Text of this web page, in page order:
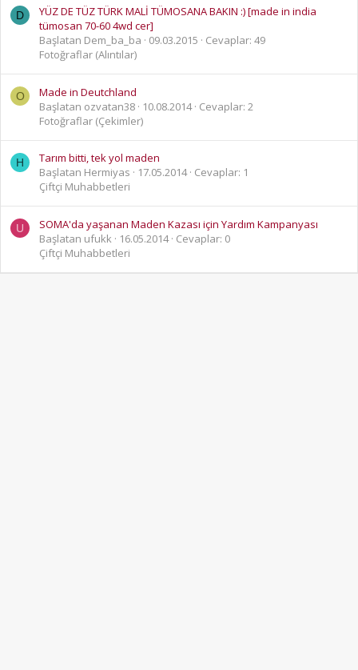
D
YÜZ DE TÜZ TÜRK MALİ TÜMOSANA BAKIN :) [made in india
tümosan 70-60 4wd cer]
Başlatan Dem_ba_ba
09.03.2015
Cevaplar: 49
Fotoğraflar (Alıntılar)
O
Made in Deutchland
Başlatan ozvatan38
10.08.2014 Cevaplar: 2
Fotoğraflar (Çekimler)
H
Tarım bitti, tek yol maden
Başlatan Hermiyas
17.05.2014 Cevaplar: 1
Çiftçi Muhabbetleri
U
SOMA'da yaşanan Maden Kazası için Yardım Kampanyası
Başlatan ufukk
16.05.2014 Cevaplar: 0
Çiftçi Muhabbetleri